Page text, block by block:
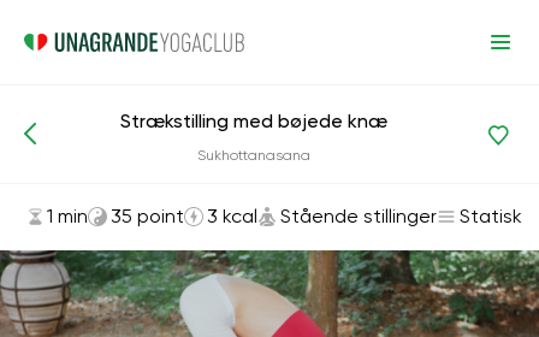
Asanas og øvelser Stående stillinger
Strækstilling med bøjede knæ
Sukhottanasana
1 min 35 point 3 kcal Stående stillinger Statisk